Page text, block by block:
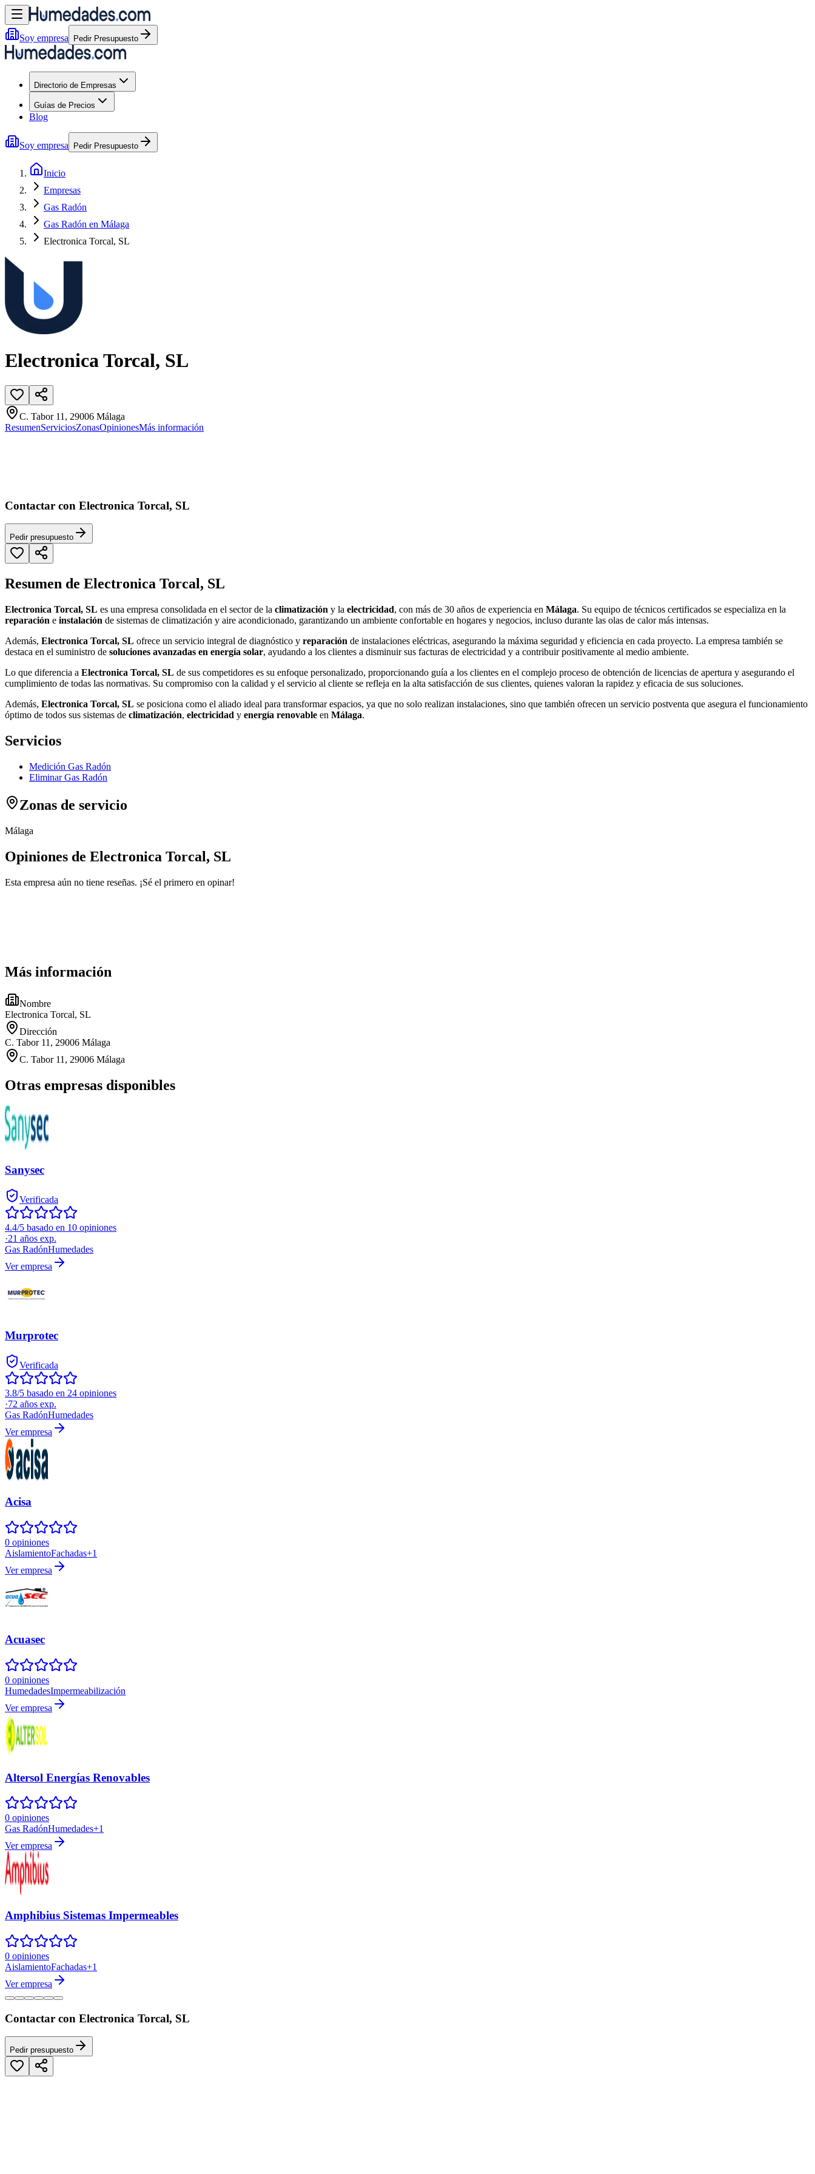
Soy empresa Pedir Presupuesto
Directorio de Empresas
Guías de Precios
Blog
Soy empresa Pedir Presupuesto
Inicio
Empresas
Gas Radón
Gas Radón en Málaga
Electronica Torcal, SL
Electronica Torcal, SL
C. Tabor 11, 29006 Málaga
ResumenServiciosZonasOpinionesMás información
Contactar con Electronica Torcal, SL
Pedir presupuesto
Resumen de Electronica Torcal, SL
Electronica Torcal, SL es una empresa consolidada en el sector de la climatización y la electricidad, con más de 30 años de experiencia en Málaga. Su equipo de técnicos certificados se especializa en la
reparación e instalación de sistemas de climatización y aire acondicionado, garantizando un ambiente confortable en hogares y negocios, incluso durante las olas de calor más intensas.
Además, Electronica Torcal, SL ofrece un servicio integral de diagnóstico y reparación de instalaciones eléctricas, asegurando la máxima seguridad y eficiencia en cada proyecto. La empresa también se
destaca en el suministro de soluciones avanzadas en energía solar, ayudando a los clientes a disminuir sus facturas de electricidad y a contribuir positivamente al medio ambiente.
Lo que diferencia a Electronica Torcal, SL de sus competidores es su enfoque personalizado, proporcionando guía a los clientes en el complejo proceso de obtención de licencias de apertura y asegurando el
cumplimiento de todas las normativas. Su compromiso con la calidad y el servicio al cliente se refleja en la alta satisfacción de sus clientes, quienes valoran la rapidez y eficacia de sus soluciones.
Además, Electronica Torcal, SL se posiciona como el aliado ideal para transformar espacios, ya que no solo realizan instalaciones, sino que también ofrecen un servicio postventa que asegura el funcionamiento
óptimo de todos sus sistemas de climatización, electricidad y energía renovable en Málaga.
Servicios
Medición Gas Radón
Eliminar Gas Radón
Zonas de servicio
Málaga
Opiniones de Electronica Torcal, SL
Esta empresa aún no tiene reseñas. ¡Sé el primero en opinar!
Más información
Nombre
Electronica Torcal, SL
Dirección
C. Tabor 11, 29006 Málaga
C. Tabor 11, 29006 Málaga
Otras empresas disponibles
Sanysec
Verificada
4.4/5 basado en 10 opiniones
·21 años exp.
Gas RadónHumedades
Ver empresa
Murprotec
Verificada
3.8/5 basado en 24 opiniones
·72 años exp.
Gas RadónHumedades
Ver empresa
Acisa
0 opiniones
AislamientoFachadas+1
Ver empresa
Acuasec
0 opiniones
HumedadesImpermeabilización
Ver empresa
Altersol Energías Renovables
0 opiniones
Gas RadónHumedades+1
Ver empresa
Amphibius Sistemas Impermeables
0 opiniones
AislamientoFachadas+1
Ver empresa
Contactar con Electronica Torcal, SL
Pedir presupuesto